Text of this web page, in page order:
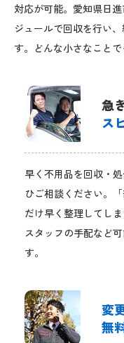
対応が可能。愛知県日
ジュールで回収を行い
す。どんな小さなことで
急
ス
早く不用品を回収・
ひご相談ください。
だけ早く整理してし
スタッフの手配など
す。
変
無